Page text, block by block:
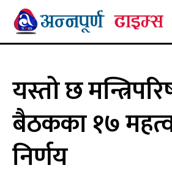
यस्तो छ
बैठकका १७
निर्णय